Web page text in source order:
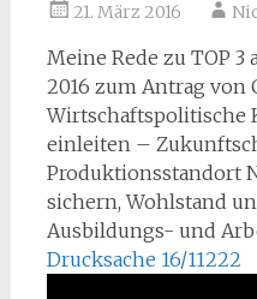
21. März 2016
Meine Rede zu TOP
2016 zum Antrag von
Wirtschaftspolitische
einleiten –
Produktionsstandort
sichern, Wohlstand
Ausbildungs- und
Drucksache 16/11222